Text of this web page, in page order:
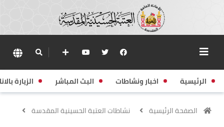
الرئيسية اخبار ونشاطات البث المباشر الزيارة
الصفحة الرئيسية نشاطات العتبة الحسينية المقدسة